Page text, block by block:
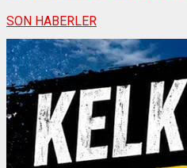
SON HABERLER